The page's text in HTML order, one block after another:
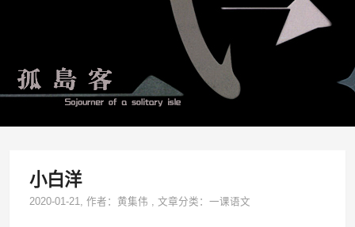
小白洋
2020-01-21, 作者：黄集伟 ,文章分类：一课语文